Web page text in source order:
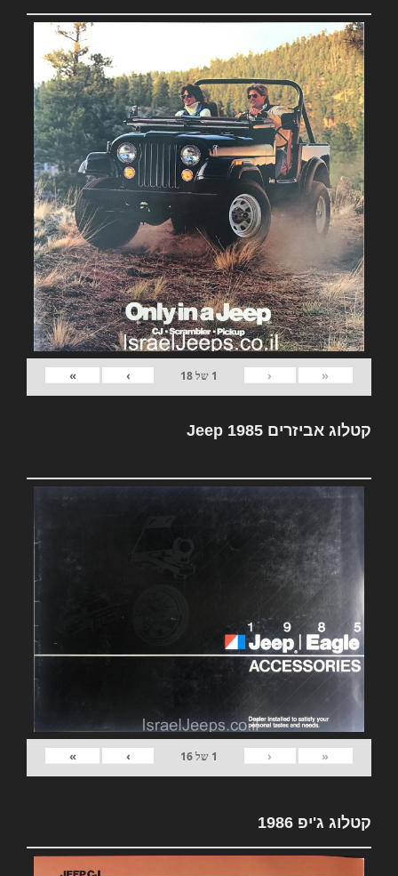
«
‹
1 של18
›
»
קטלוג אביזרים Jeep 1985
«
‹
1 של16
›
»
קטלוג ג'יפ 1986